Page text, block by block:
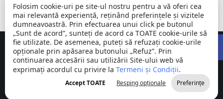
08:00 -
14:00
Comuna
Stejaru |
județul Tulcea
©
2026
Toate
drepturile
rezervate
Concept realizat deBig Media Relații Publice SRL
Folosim cookie-uri pe site-ul nostru pentru a vă oferi cea
mai relevantă experiență, reținând preferințele și vizitele
dumneavoastră. Prin efectuarea unui click pe butonul
„Sunt de acord”, sunteți de acord ca TOATE cookie-urile să
fie utilizate. De asemenea, puteți să refuzați cookie-urile
opționale prin apăsarea butonului „Refuz”. Prin
continuarea accesării sau utilizării Site-ului web vă
exprimați acordul cu privire la Termeni și Condiții.
Accept TOATE Resping opționale Preferințe